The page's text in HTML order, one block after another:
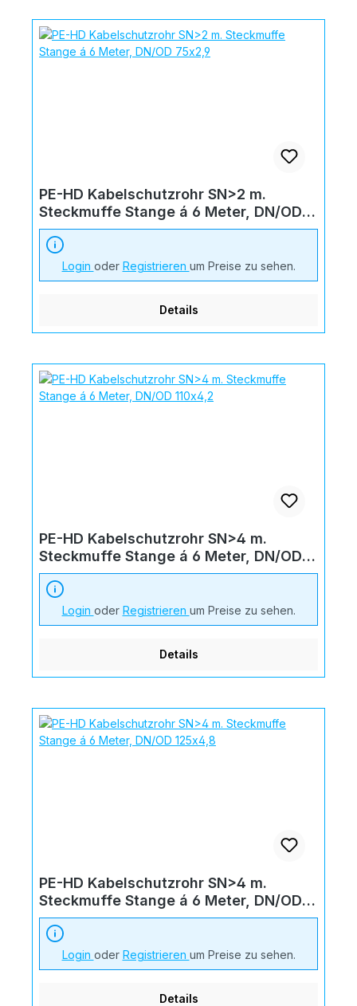
PE-HD Kabelschutzrohr SN>2 m.
Steckmuffe Stange á 6 Meter, DN/OD
75x2,9
Login oder Registrieren um Preise zu sehen.
Details
PE-HD Kabelschutzrohr SN>4 m.
Steckmuffe Stange á 6 Meter, DN/OD
110x4,2
Login oder Registrieren um Preise zu sehen.
Details
PE-HD Kabelschutzrohr SN>4 m.
Steckmuffe Stange á 6 Meter, DN/OD
125x4,8
Login oder Registrieren um Preise zu sehen.
Details